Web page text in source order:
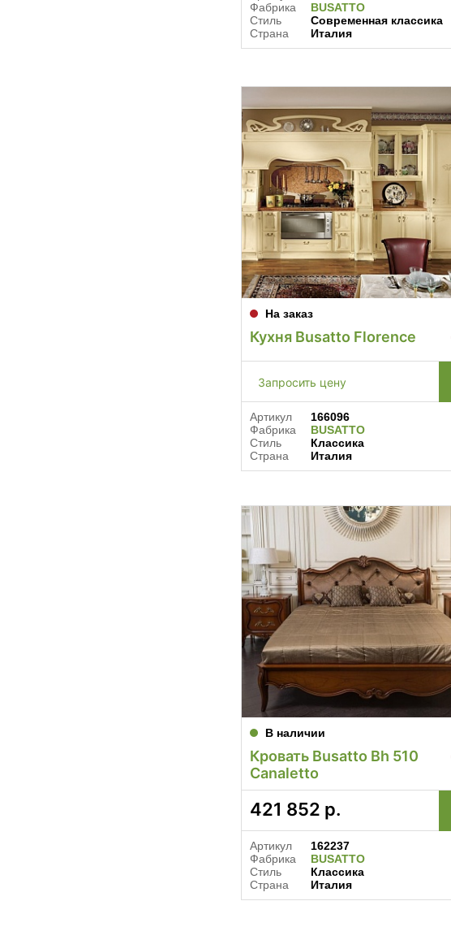
Фабрика
BUSATTO
Стиль
Современная классика
Страна
Италия
На заказ
Кухня Busatto Florence
Запросить цену
Артикул
166096
Фабрика
BUSATTO
Стиль
Классика
Страна
Италия
В наличии
Кровать Busatto Bh 510
Canaletto
421 852 р.
Артикул
162237
Фабрика
BUSATTO
Стиль
Классика
Страна
Италия